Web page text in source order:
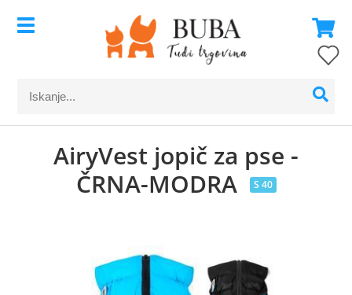
AiryVest jopič za pse -
ČRNA-MODRA
S 40